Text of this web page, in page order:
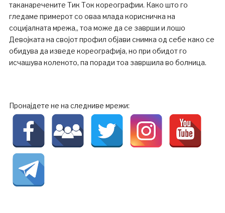
таканаречените Тик Ток кореографии. Како што го
гледаме примерот со оваа млада корисничка на
социјалната мрежа,, тоа може да се заврши и лошо
Девојката на својот профил објави снимка од себе како се
обидува да изведе кореографија, но при обидот го
исчашува коленото, па поради тоа завршила во болница.
Пронајдете не на следниве мрежи: